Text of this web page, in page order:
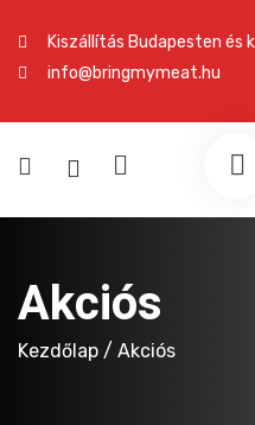
Kiszállítás Budapesten és
info@bringmymeat.hu
Akciós
Kezdőlap / Akciós